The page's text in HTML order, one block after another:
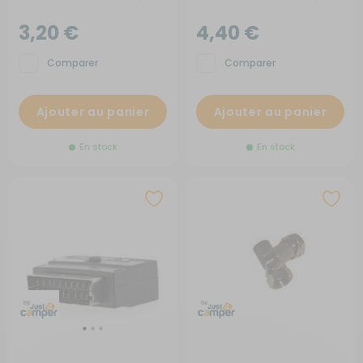
3,20 €
Comparer
Ajouter au panier
En stock
4,40 €
Comparer
Ajouter au panier
En stock